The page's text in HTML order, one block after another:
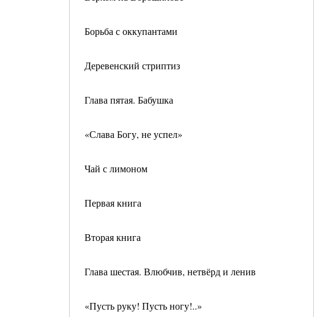
Борьба с оккупантами
Деревенский стриптиз
Глава пятая. Бабушка
«Слава Богу, не успел»
Чай с лимоном
Первая книга
Вторая книга
Глава шестая. Влюбчив, нетвёрд и ленив
«Пусть руку! Пусть ногу!..»